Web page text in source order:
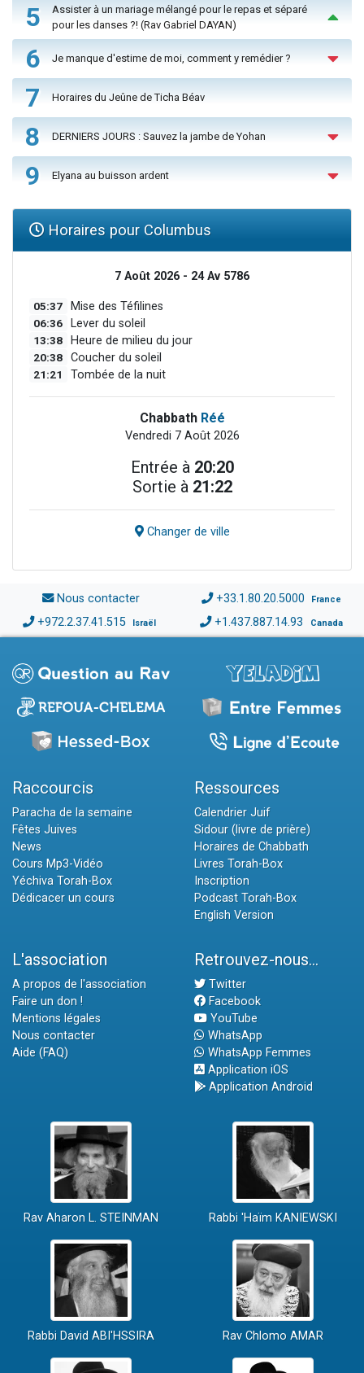
5
Assister à un mariage mélangé pour le repas et séparé
pour les danses ?! (Rav Gabriel DAYAN)
6 Je manque d'estime de moi, comment y remédier ?
7 Horaires du Jeûne de Ticha Béav
8 DERNIERS JOURS : Sauvez la jambe de Yohan
9 Elyana au buisson ardent
Horaires pour Columbus
7 Août 2026 - 24 Av 5786
05:37 Mise des Téfilines
06:36 Lever du soleil
13:38 Heure de milieu du jour
20:38 Coucher du soleil
21:21 Tombée de la nuit
Chabbath Réé
Vendredi 7 Août 2026
Entrée à 20:20
Sortie à 21:22
Changer de ville
Nous contacter +33.1.80.20.5000 France
+972.2.37.41.515 Israël +1.437.887.14.93 Canada
Raccourcis
Paracha de la semaine
Fêtes Juives
News
Cours Mp3-Vidéo
Yéchiva Torah-Box
Dédicacer un cours
Ressources
Calendrier Juif
Sidour (livre de prière)
Horaires de Chabbath
Livres Torah-Box
Inscription
Podcast Torah-Box
English Version
L'association
A propos de l'association
Faire un don !
Mentions légales
Nous contacter
Aide (FAQ)
Retrouvez-nous...
Twitter
Facebook
YouTube
WhatsApp
WhatsApp Femmes
Application iOS
Application Android
Rav Aharon L. STEINMAN Rabbi 'Haïm KANIEWSKI
Rabbi David ABI'HSSIRA Rav Chlomo AMAR